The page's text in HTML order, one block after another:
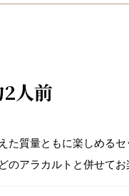
人前
質量ともに楽しめるセ
のアラカルトと併せてお